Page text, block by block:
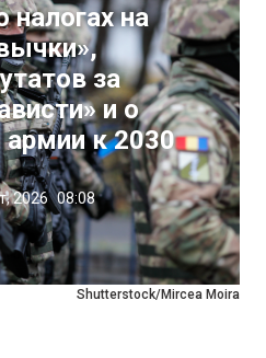
Shutterstock/Mircea Moira
налогах на
за
и о
к 2030
2026 08:08